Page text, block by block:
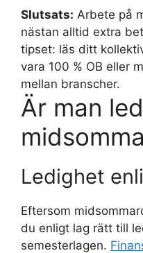
Slutsats: Arbete på
nästan alltid extra
tipset: läs ditt
vara 100 % OB eller
mellan branscher.
Är man
Ledighet
Eftersom
du enligt lag rätt till
semesterlagen.